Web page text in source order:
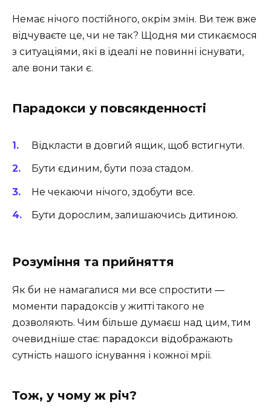
Немає нічого постійного, окрім змін. Ви теж вже
відчуваєте це, чи не так? Щодня ми стикаємося
з ситуаціями, які в ідеалі не повинні існувати,
але вони таки є.
Парадокси у повсякденності
Відкласти в довгий ящик, щоб встигнути.
Бути єдиним, бути поза стадом.
Не чекаючи нічого, здобути все.
Бути дорослим, залишаючись дитиною.
Розуміння та прийняття
Як би не намагалися ми все спростити —
моменти парадоксів у житті такого не
дозволяють. Чим більше думаєш над цим, тим
очевидніше стає: парадокси відображають
сутність нашого існування і кожної мрії.
Тож, у чому ж річ?